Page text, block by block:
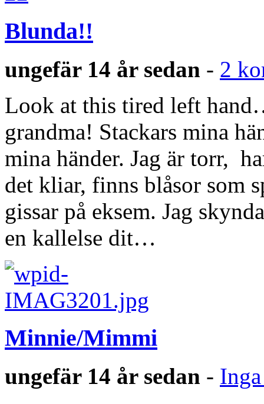
Blunda!!
ungefär 14 år sedan - 2
Look at this tired left
grandma! Stackars mina
mina händer. Jag är torr,
det kliar, finns blåsor som
gissar på eksem. Jag
en kallelse dit…
Minnie/Mimmi
ungefär 14 år sedan -